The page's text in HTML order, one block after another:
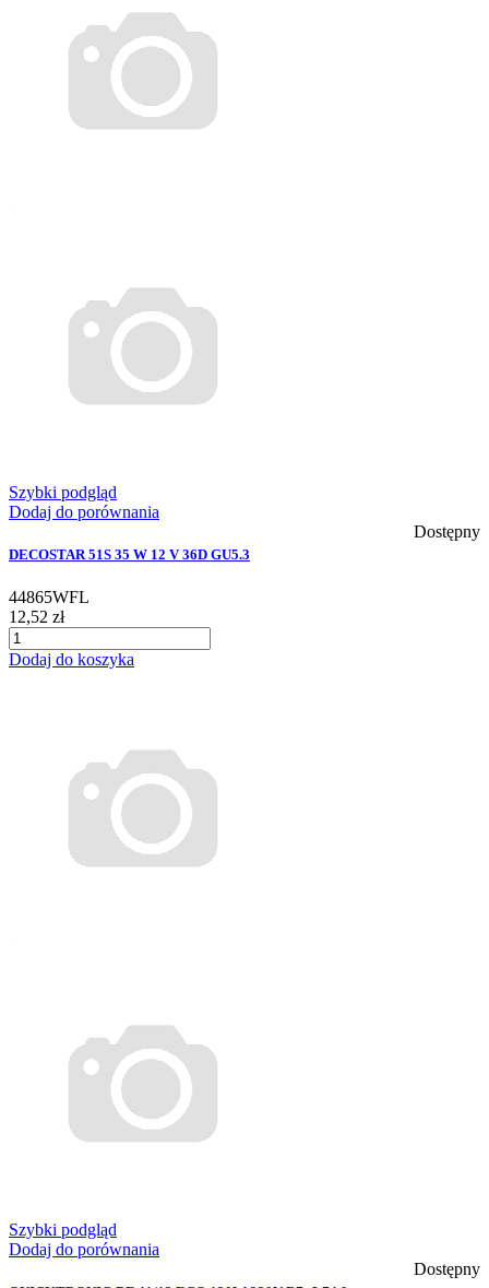
Szybki podgląd
Dodaj do porównania
Dostępny
DECOSTAR 51S 35 W 12 V 36D GU5.3
44865WFL
12,52 zł
Dodaj do koszyka
Szybki podgląd
Dodaj do porównania
Dostępny